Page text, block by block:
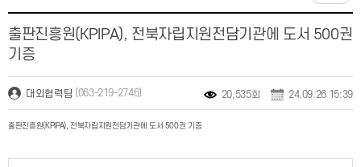
출판진흥원(KPIPA), 전북자립지원전담기관에 도서 500권
기증
대외협력팀 (063-219-2746) 20,535회 24.09.26 15:39
출판진흥원(KPIPA), 전북자립지원전담기관에 도서 500권 기증